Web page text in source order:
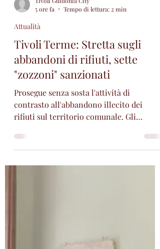
Tivoli Guidonia City
5 ore fa
Tempo di lettura: 2 min
Attualità
Tivoli Terme: Stretta sugli
abbandoni di rifiuti, sette
"zozzoni" sanzionati
Prosegue senza sosta l'attività di
contrasto all'abbandono illecito dei
Tivoli Terme. Qualche giorno fa gli